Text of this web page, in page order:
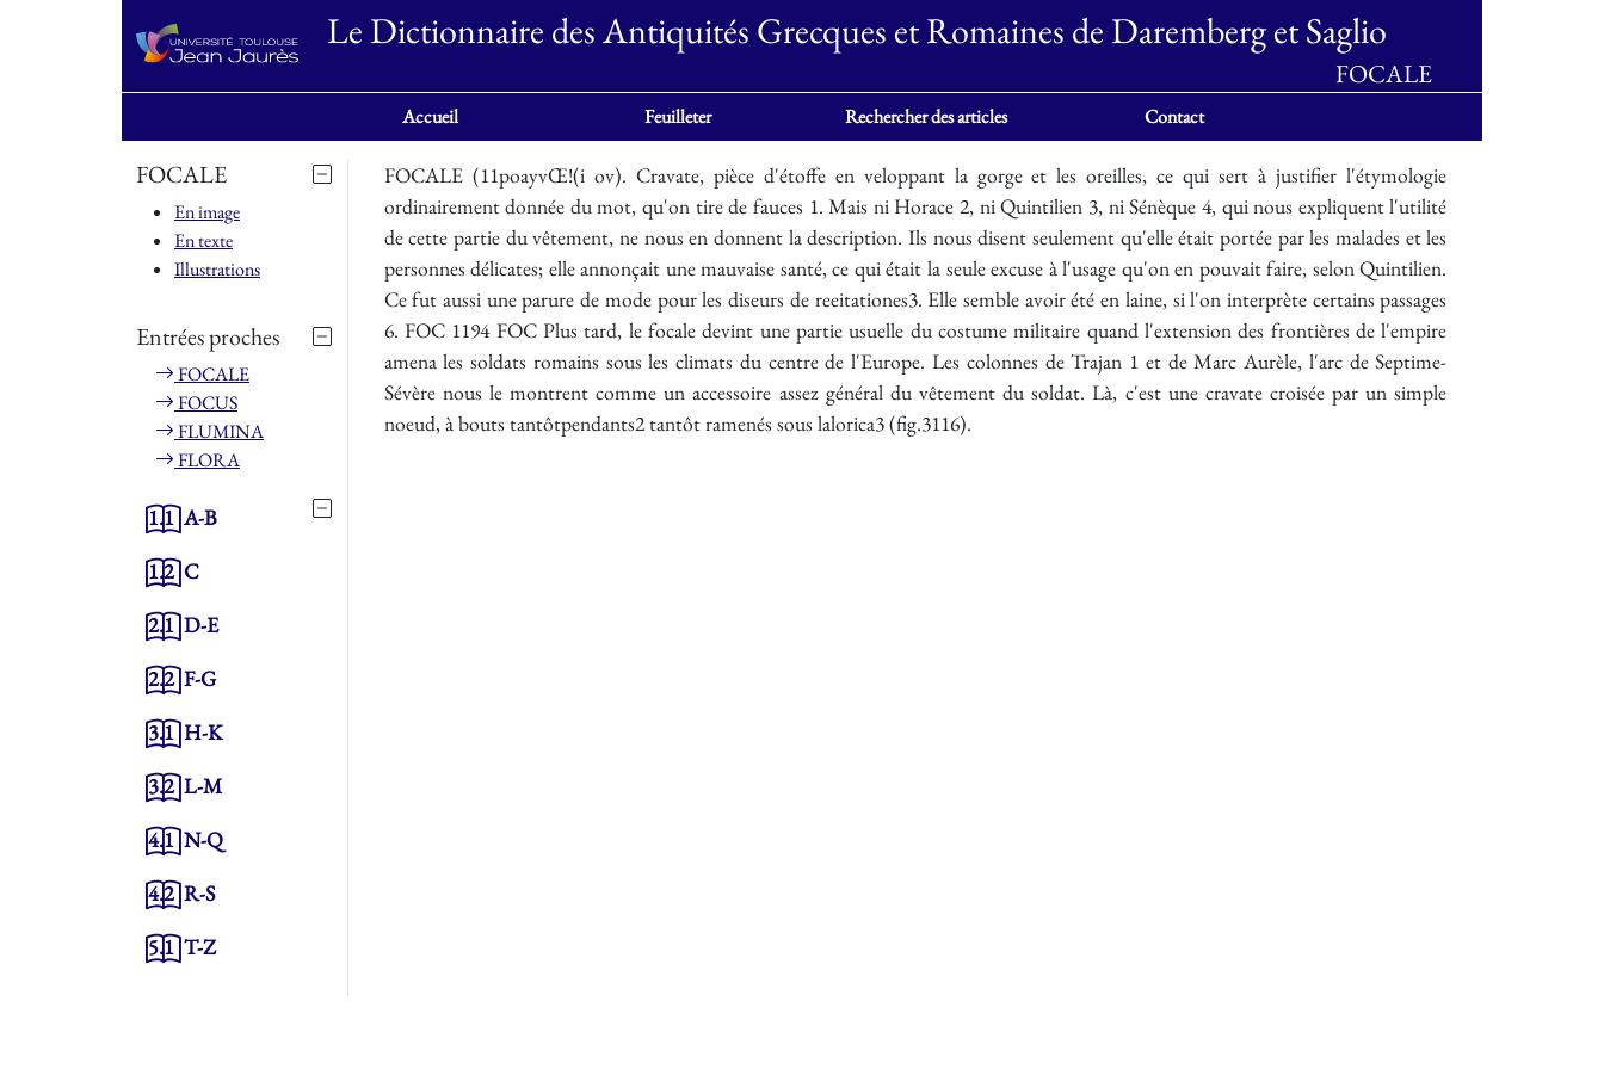
Le Dictionnaire des Antiquités Grecques et Romaines de Daremberg et Saglio
FOCALE
Accueil Feuilleter Rechercher des articles Contact
FOCALE
En image
En texte
Illustrations
Entrées proches
FOCALE
FOCUS
FLUMINA
FLORA
1.1A-B
1.2C
2.1D-E
2.2F-G
3.1H-K
3.2L-M
4.1N-Q
4.2R-S
5.1T-Z
FOCALE (11poayvŒ!(i ov). Cravate, pièce d'étoffe en veloppant la gorge et les oreilles, ce qui sert à justifier l'étymologie
ordinairement donnée du mot, qu'on tire de fauces 1. Mais ni Horace 2, ni Quintilien 3, ni Sénèque 4, qui nous expliquent l'utilité
de cette partie du vêtement, ne nous en donnent la description. Ils nous disent seulement qu'elle était portée par les malades et les
personnes délicates; elle annonçait une mauvaise santé, ce qui était la seule excuse à l'usage qu'on en pouvait faire, selon Quintilien.
Ce fut aussi une parure de mode pour les diseurs de reeitationes3. Elle semble avoir été en laine, si l'on interprète certains passages
6. FOC 1194 FOC Plus tard, le focale devint une partie usuelle du costume militaire quand l'extension des frontières de l'empire
amena les soldats romains sous les climats du centre de l'Europe. Les colonnes de Trajan 1 et de Marc Aurèle, l'arc de Septime-
Sévère nous le montrent comme un accessoire assez général du vêtement du soldat. Là, c'est une cravate croisée par un simple
noeud, à bouts tantôtpendants2 tantôt ramenés sous lalorica3 (fig.3116).